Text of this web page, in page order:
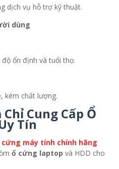
dịch vụ hỗ trợ kỹ thuật.
dùng
ổn định và tuổi thọ.
kém chất lượng.
Cung Cấp Ổ
Tín
cứng máy tính chính hãng
ổ cứng laptop và HDD cho